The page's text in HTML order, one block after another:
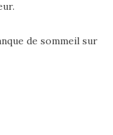
de sommeil sur